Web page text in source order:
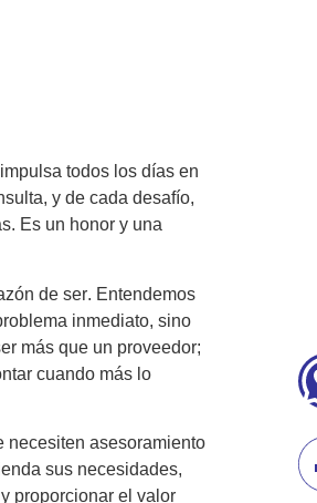
todos los días en
y de cada desafío,
Es un honor y una
de ser. Entendemos
inmediato, sino
más que un proveedor;
cuando más lo
necesiten asesoramiento
sus necesidades,
proporcionar el valor